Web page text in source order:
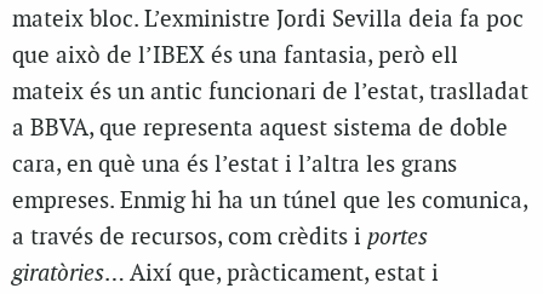
mateix bloc. L’exministre Jordi Sevilla deia fa poc
que això de l’IBEX és una fantasia, però ell
mateix és un antic funcionari de l’estat, traslladat
a BBVA, que representa aquest sistema de doble
cara, en què una és l’estat i l’altra les grans
empreses. Enmig hi ha un túnel que les comunica,
a través de recursos, com crèdits i portes
giratòries… Així que, pràcticament, estat i